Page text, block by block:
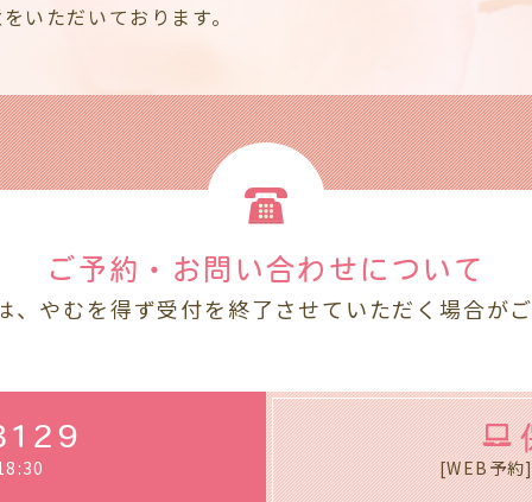
いただいております。
ご予約・お問い合わせ について
、やむを得ず受付を終了させていただく場合が
[WEB予